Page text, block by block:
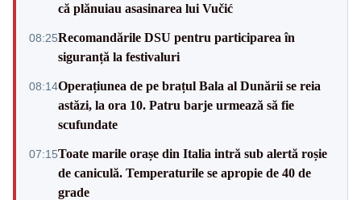
că plănuiau asasinarea lui Vučić
08:25Recomandările DSU pentru participarea în
siguranță la festivaluri
08:14Operațiunea de pe brațul Bala al Dunării se reia
astăzi, la ora 10. Patru barje urmează să fie
scufundate
07:15Toate marile orașe din Italia intră sub alertă roșie
de caniculă. Temperaturile se apropie de 40 de
grade